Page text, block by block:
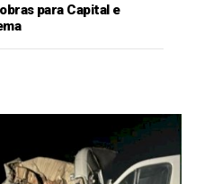
para Capital e